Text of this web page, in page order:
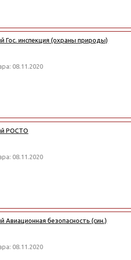
Гос. инспекция (охраны природы)
08.11.2020
РОСТО
08.11.2020
Авиационная безопасность (син.)
08.11.2020